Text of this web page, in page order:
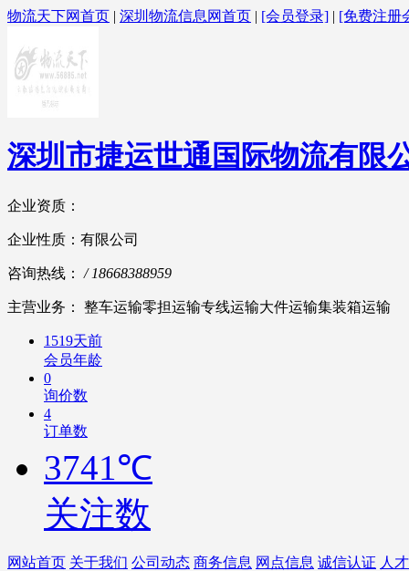
物流天下网首页 | 深圳物流信息网首页 | [会员登录] | [免费注册
深圳市捷运世通国际物流有限
企业资质：
企业性质：有限公司
咨询热线： / 18668388959
主营业务： 整车运输零担运输专线运输大件运输集装箱运输
1519天前
会员年龄
0
询价数
4
订单数
3741℃
关注数
网站首页 关于我们 公司动态 商务信息 网点信息 诚信认证 人